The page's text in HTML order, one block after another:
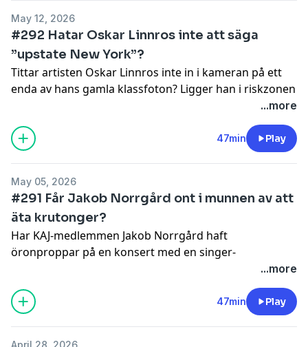
May 12, 2026
#292 Hatar Oskar Linnros inte att säga
”upstate New York”?
Tittar artisten Oskar Linnros inte in i kameran på ett
enda av hans gamla klassfoton? Ligger han i riskzonen
for more
information.
...more
47min Play
May 05, 2026
#291 Får Jakob Norrgård ont i munnen av att
äta krutonger?
Har KAJ-medlemmen Jakob Norrgård haft
öronproppar på en konsert med en singer-
songwriter? Är det han inte vet om Pinocchios skapare
Geppetto inte värt att veta? Och känner han någon
som känner någon som känner någon som fått
klamydia av Mr Lordi?
...more
47min Play
April 28, 2026